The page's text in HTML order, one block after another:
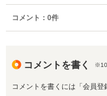
コメント： 0件
コメントを書く
コメントを書くには「会員登